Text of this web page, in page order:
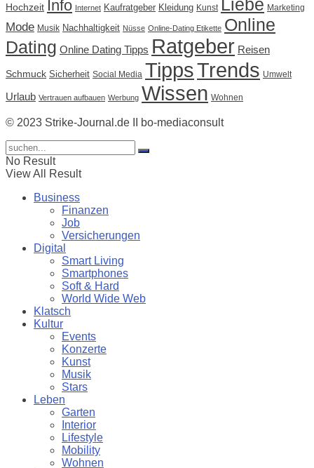
Hochzeit Info Internet Kaufratgeber Kleidung Kunst Liebe Marketing
Mode Musik Nachhaltigkeit Nüsse Online-Dating Etikette Online
Dating Online Dating Tipps Ratgeber Reisen
Schmuck Sicherheit Social Media TippsTrends Umwelt
Urlaub Vertrauen aufbauen Werbung Wissen Wohnen
© 2023 Strike-Journal.de II bo-mediaconsult
No Result
View All Result
Business
Finanzen
Job
Versicherungen
Digital
Smart Living
Smartphones
Soft & Hard
World Wide Web
Klatsch
Kultur
Events
Konzerte
Kunst
Musik
Stars
Leben
Garten
Interior
Lifestyle
Mobility
Wohnen